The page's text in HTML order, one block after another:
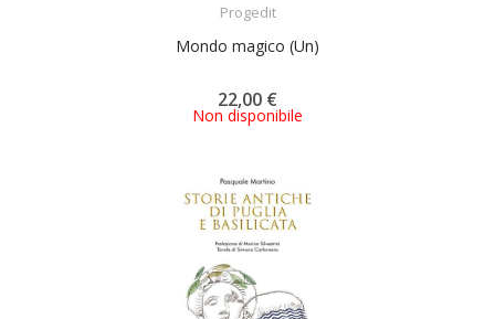
Progedit
Mondo magico (Un)
22,00 €
Non disponibile